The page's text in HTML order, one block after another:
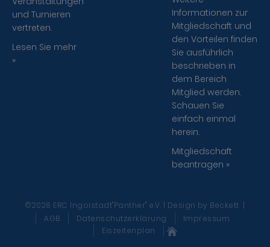
und Turnieren
vertreten.
Lesen Sie mehr
»
Informationen zur
Mitgliedschaft und
den Vorteilen finden
Sie ausführlich
beschrieben in
dem Bereich
Mitglied werden.
Schauen Sie
einfach einmal
herein.
Mitgliedschaft
beantragen »
©2026 ERC Ingolstadt"Panther" e.V. | Design by Beckett |
AGB
Datenschutzerklärung
Impressum
Eiszeitenplan